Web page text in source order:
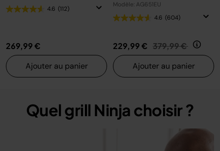
4.6 (112)
269,99 €
Ajouter au panier
Modèle: AG651EU
4.6 (604)
229,99 € Prix réduit de
379,99 € au
Ajouter au panier
Quel grill Ninja choisir ?